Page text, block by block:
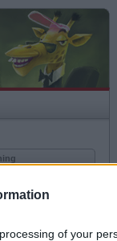
of your
mig